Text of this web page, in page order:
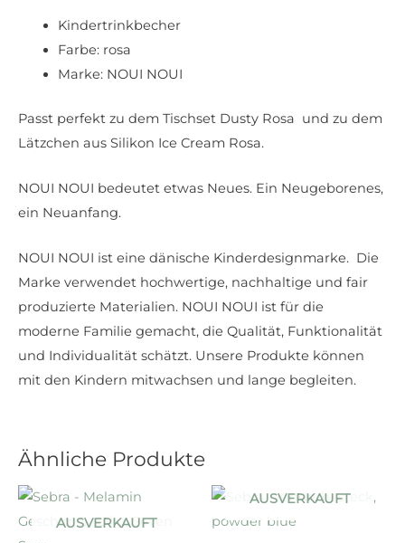
Kindertrinkbecher
Farbe: rosa
Marke: NOUI NOUI
Passt perfekt zu dem Tischset Dusty Rosa und zu dem
Lätzchen aus Silikon Ice Cream Rosa.
NOUI NOUI bedeutet etwas Neues. Ein Neugeborenes,
ein Neuanfang.
NOUI NOUI ist eine dänische Kinderdesignmarke. Die
Marke verwendet hochwertige, nachhaltige und fair
produzierte Materialien. NOUI NOUI ist für die
moderne Familie gemacht, die Qualität, Funktionalität
und Individualität schätzt. Unsere Produkte können
mit den Kindern mitwachsen und lange begleiten.
Ähnliche Produkte
AUSVERKAUFT
AUSVERKAUFT